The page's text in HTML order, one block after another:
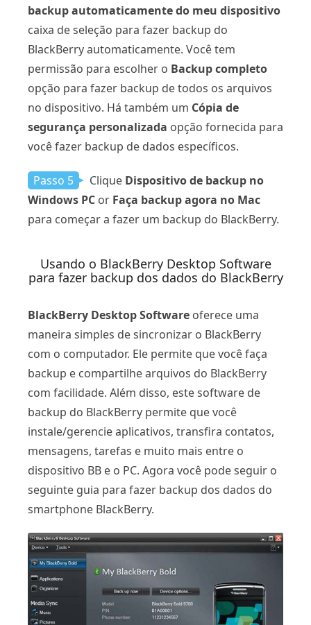
backup automaticamente do meu dispositivo
caixa de seleção para fazer backup do
BlackBerry automaticamente. Você tem
permissão para escolher o Backup completo
opção para fazer backup de todos os arquivos
no dispositivo. Há também um Cópia de
segurança personalizada opção fornecida para
você fazer backup de dados específicos.
Passo 5 Clique Dispositivo de backup no
Windows PC or Faça backup agora no Mac
para começar a fazer um backup do BlackBerry.
Usando o BlackBerry Desktop Software
para fazer backup dos dados do BlackBerry
BlackBerry Desktop Software oferece uma
maneira simples de sincronizar o BlackBerry
com o computador. Ele permite que você faça
backup e compartilhe arquivos do BlackBerry
com facilidade. Além disso, este software de
backup do BlackBerry permite que você
instale/gerencie aplicativos, transfira contatos,
mensagens, tarefas e muito mais entre o
dispositivo BB e o PC. Agora você pode seguir o
seguinte guia para fazer backup dos dados do
smartphone BlackBerry.